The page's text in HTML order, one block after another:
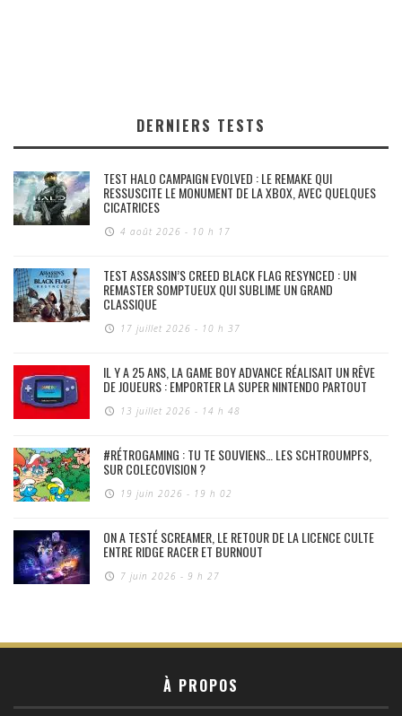
DERNIERS TESTS
TEST HALO CAMPAIGN EVOLVED : LE REMAKE QUI
RESSUSCITE LE MONUMENT DE LA XBOX, AVEC QUELQUES
CICATRICES
4 août 2026 - 10 h 17
TEST ASSASSIN’S CREED BLACK FLAG RESYNCED : UN
REMASTER SOMPTUEUX QUI SUBLIME UN GRAND
CLASSIQUE
17 juillet 2026 - 10 h 37
IL Y A 25 ANS, LA GAME BOY ADVANCE RÉALISAIT UN RÊVE
DE JOUEURS : EMPORTER LA SUPER NINTENDO PARTOUT
13 juillet 2026 - 14 h 48
#RÉTROGAMING : TU TE SOUVIENS… LES SCHTROUMPFS,
SUR COLECOVISION ?
19 juin 2026 - 19 h 02
ON A TESTÉ SCREAMER, LE RETOUR DE LA LICENCE CULTE
ENTRE RIDGE RACER ET BURNOUT
7 juin 2026 - 9 h 27
À PROPOS